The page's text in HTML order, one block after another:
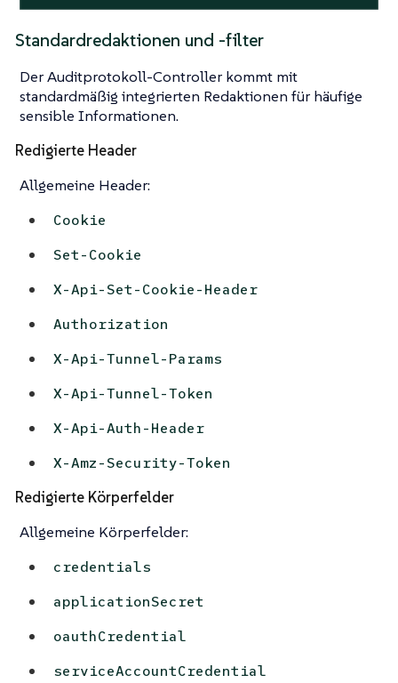
Standardredaktionen und -filter
Der Auditprotokoll-Controller kommt mit
standardmäßig integrierten Redaktionen für häufige
sensible Informationen.
Redigierte Header
Allgemeine Header:
Cookie
Set-Cookie
X-Api-Set-Cookie-Header
Authorization
X-Api-Tunnel-Params
X-Api-Tunnel-Token
X-Api-Auth-Header
X-Amz-Security-Token
Redigierte Körperfelder
Allgemeine Körperfelder:
credentials
applicationSecret
oauthCredential
serviceAccountCredential